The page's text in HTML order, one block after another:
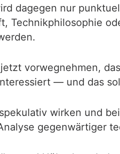
dagegen nur
Technikphilosophie
vorwegnehmen,
— und das
wirken und
gegenwärtiger